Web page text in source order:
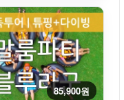
85,900원